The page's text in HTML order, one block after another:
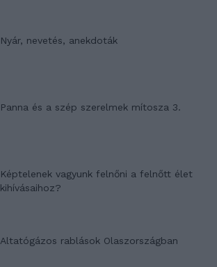
Nyár, nevetés, anekdoták
Panna és a szép szerelmek mítosza 3.
Képtelenek vagyunk felnőni a felnőtt élet
kihívásaihoz?
Altatógázos rablások Olaszországban